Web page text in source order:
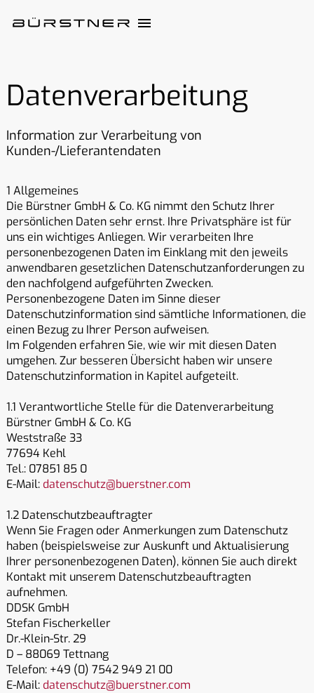
Datenverarbeitung
Information zur Verarbeitung von
Kunden-/Lieferantendaten
1 Allgemeines
Die Bürstner GmbH & Co. KG nimmt den Schutz Ihrer
persönlichen Daten sehr ernst. Ihre Privatsphäre ist für
uns ein wichtiges Anliegen. Wir verarbeiten Ihre
personenbezogenen Daten im Einklang mit den jeweils
anwendbaren gesetzlichen Datenschutzanforderungen zu
den nachfolgend aufgeführten Zwecken.
Personenbezogene Daten im Sinne dieser
Datenschutzinformation sind sämtliche Informationen, die
einen Bezug zu Ihrer Person aufweisen.
Im Folgenden erfahren Sie, wie wir mit diesen Daten
umgehen. Zur besseren Übersicht haben wir unsere
Datenschutzinformation in Kapitel aufgeteilt.
1.1 Verantwortliche Stelle für die Datenverarbeitung
Bürstner GmbH & Co. KG
Weststraße 33
77694 Kehl
Tel.: 07851 85 0
E-Mail: datenschutz@buerstner.com
1.2 Datenschutzbeauftragter
Wenn Sie Fragen oder Anmerkungen zum Datenschutz
haben (beispielsweise zur Auskunft und Aktualisierung
Ihrer personenbezogenen Daten), können Sie auch direkt
Kontakt mit unserem Datenschutzbeauftragten
aufnehmen.
DDSK GmbH
Stefan Fischerkeller
Dr.-Klein-Str. 29
D – 88069 Tettnang
Telefon: +49 (0) 7542 949 21 00
E-Mail: datenschutz@buerstner.com